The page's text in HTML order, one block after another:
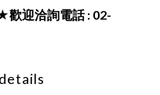
歡迎洽詢電話 : 02-